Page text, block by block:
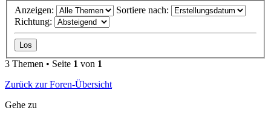
Anzeigen:
Sortiere nach:
Richtung:
3 Themen • Seite 1 von 1
Zurück zur Foren-Übersicht
Gehe zu